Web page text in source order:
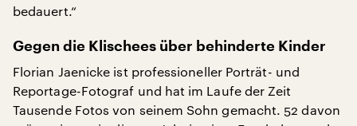
bedauert.“
Gegen die Klischees über behinderte Kinder
Florian Jaenicke ist professioneller Porträt- und
Reportage-Fotograf und hat im Laufe der Zeit
Tausende Fotos von seinem Sohn gemacht. 52 davon